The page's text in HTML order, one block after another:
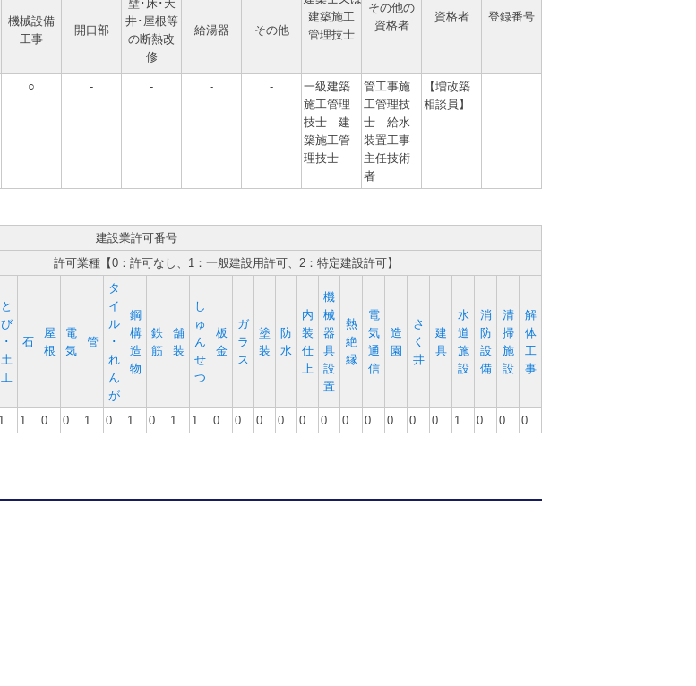
建築施工
管理技士
その他の
資格者
資格者 登録番号
機械設備
工事
開口部
壁･床･天
井･屋根等
の断熱改
修
給湯器 その他
○ - - - -
一級建築
施工管理
技士 建
築施工管
理技士
管工事施
工管理技
士 給水
装置工事
主任技術
者
【増改築
相談員】
建設業許可番号
許可業種【0：許可なし、1：一般建設用許可、2：特定建設許可】
と
び
･
土
工
石
屋
根
電
気
管
タ
イ
ル
･
れ
ん
が
鋼
構
造
物
鉄
筋
舗
装
し
ゅ
ん
せ
つ
板
金
ガ
ラ
ス
塗
装
防
水
内
装
仕
上
機
械
器
具
設
置
熱
絶
縁
電
気
通
信
造
園
さ
く
井
建
具
水
道
施
設
消
防
設
備
清
掃
施
設
解
体
工
事
1 1 0 0 1 0 1 0 1 1 0 0 0 0 0 0 0 0 0 0 0 1 0 0 0